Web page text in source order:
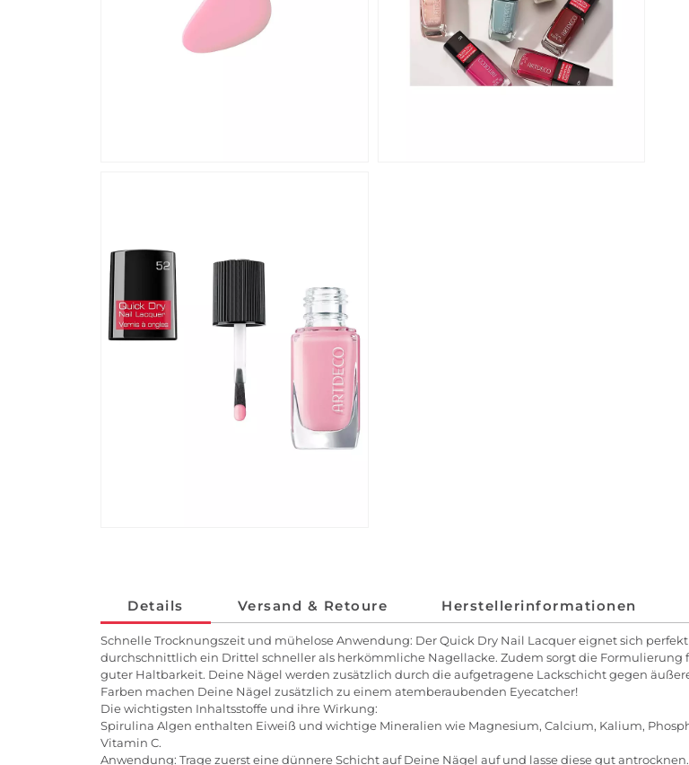
Details Versand & Retoure Herstellerinformationen
Schnelle Trocknungszeit und mühelose Anwendung: Der Quick Dry Nail Lacquer eignet sich
durchschnittlich ein Drittel schneller als herkömmliche Nagellacke. Zudem sorgt die
guter Haltbarkeit. Deine Nägel werden zusätzlich durch die aufgetragene Lackschicht gegen
Farben machen Deine Nägel zusätzlich zu einem atemberaubenden Eyecatcher!
Die wichtigsten Inhaltsstoffe und ihre Wirkung:
Spirulina Algen enthalten Eiweiß und wichtige Mineralien wie Magnesium, Calcium, Kalium,
Vitamin C.
Anwendung: Trage zuerst eine dünnere Schicht auf Deine Nägel auf und lasse diese gut